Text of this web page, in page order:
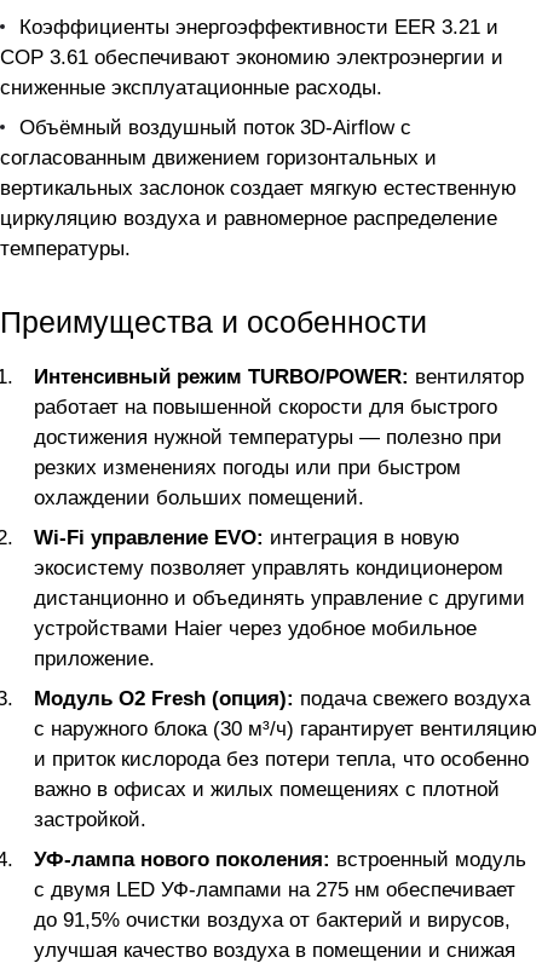
Коэффициенты энергоэффективности EER 3.21 и
COP 3.61 обеспечивают экономию электроэнергии и
сниженные эксплуатационные расходы.
Объёмный воздушный поток 3D-Airflow с
согласованным движением горизонтальных и
вертикальных заслонок создает мягкую естественную
циркуляцию воздуха и равномерное распределение
температуры.
Преимущества и особенности
Интенсивный режим TURBO/POWER: вентилятор
работает на повышенной скорости для быстрого
достижения нужной температуры — полезно при
резких изменениях погоды или при быстром
охлаждении больших помещений.
Wi-Fi управление EVO: интеграция в новую
экосистему позволяет управлять кондиционером
дистанционно и объединять управление с другими
устройствами Haier через удобное мобильное
приложение.
Модуль O2 Fresh (опция): подача свежего воздуха
с наружного блока (30 м³/ч) гарантирует вентиляцию
и приток кислорода без потери тепла, что особенно
важно в офисах и жилых помещениях с плотной
застройкой.
УФ-лампа нового поколения: встроенный модуль
с двумя LED УФ-лампами на 275 нм обеспечивает
до 91,5% очистки воздуха от бактерий и вирусов,
улучшая качество воздуха в помещении и снижая